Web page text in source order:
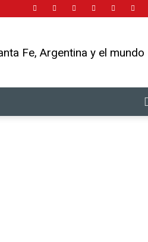
Fe, Argentina y el mundo